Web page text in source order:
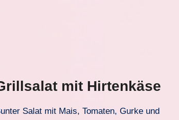
mit Hirtenkäse
und